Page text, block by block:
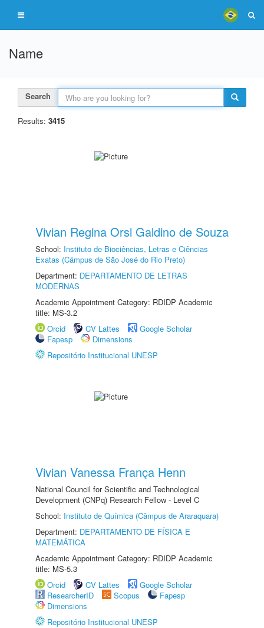
Name
Search
Results: 3415
Vivian Regina Orsi Galdino de Souza
School: Instituto de Biociências, Letras e Ciências
Exatas (Câmpus de São José do Rio Preto)
Department: DEPARTAMENTO DE LETRAS
MODERNAS
Academic Appointment Category: RDIDP Academic
title: MS-3.2
Orcid
CV Lattes
Google Scholar
Fapesp
Dimensions
Repositório Institucional UNESP
Vivian Vanessa França Henn
National Council for Scientific and Technological
Development (CNPq) Research Fellow - Level C
School: Instituto de Química (Câmpus de Araraquara)
Department: DEPARTAMENTO DE FÍSICA E
MATEMÁTICA
Academic Appointment Category: RDIDP Academic
title: MS-5.3
Orcid
CV Lattes
Google Scholar
ResearcherID
Scopus
Fapesp
Dimensions
Repositório Institucional UNESP